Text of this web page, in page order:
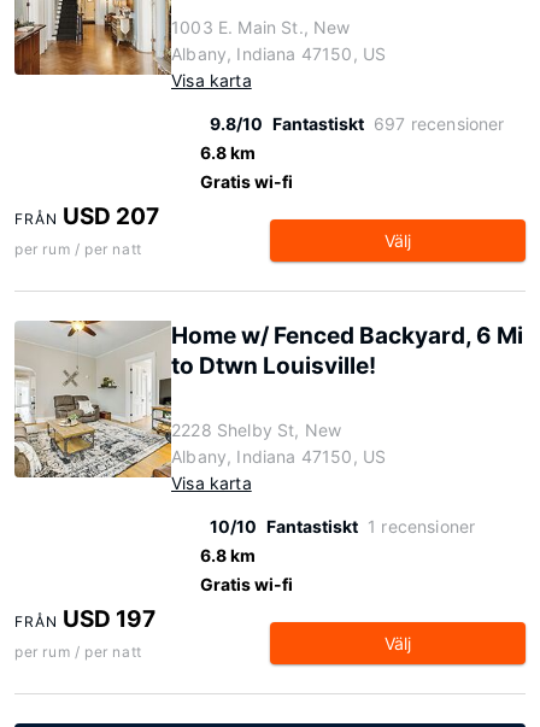
1003 E. Main St., New
Albany, Indiana 47150, US
Visa karta
9.8/10 Fantastiskt 697 recensioner
6.8 km
Gratis wi-fi
FRÅN USD 207
per rum / per natt Välj
Home w/ Fenced Backyard, 6 Mi
to Dtwn Louisville!
2228 Shelby St, New
Albany, Indiana 47150, US
Visa karta
10/10 Fantastiskt 1 recensioner
6.8 km
Gratis wi-fi
FRÅN USD 197
per rum / per natt Välj